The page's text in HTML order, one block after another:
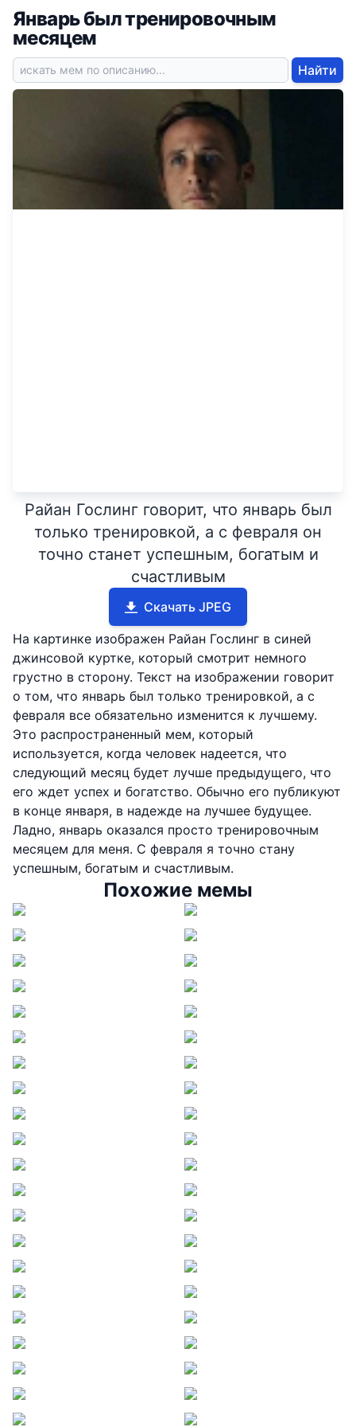
Январь был тренировочным
месяцем
Найти
Райан Гослинг говорит, что январь был
только тренировкой, а с февраля он
точно станет успешным, богатым и
счастливым
Скачать JPEG
На картинке изображен Райан Гослинг в синей
джинсовой куртке, который смотрит немного
грустно в сторону. Текст на изображении говорит
о том, что январь был только тренировкой, а с
февраля все обязательно изменится к лучшему.
Это распространенный мем, который
используется, когда человек надеется, что
следующий месяц будет лучше предыдущего, что
его ждет успех и богатство. Обычно его публикуют
в конце января, в надежде на лучшее будущее.
Ладно, январь оказался просто тренировочным
месяцем для меня. С февраля я точно стану
успешным, богатым и счастливым.
Похожие мемы